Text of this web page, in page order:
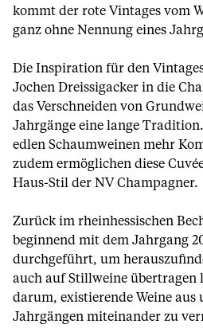
kommt der rote Vintages vom
ganz ohne Nennung eines
Die Inspiration für den
Jochen Dreissigacker in die
das Verschneiden von
Jahrgänge eine lange
edlen Schaumweinen mehr
zudem ermöglichen diese
Haus-Stil der NV Champagner.
Zurück im rheinhessischen
beginnend mit dem Jahrgang
durchgeführt, um
auch auf Stillweine übertragen
darum, existierende Weine aus
Jahrgängen miteinander zu